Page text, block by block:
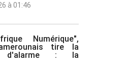
à 01:46
Numérique",
tire la
d'alarme : la